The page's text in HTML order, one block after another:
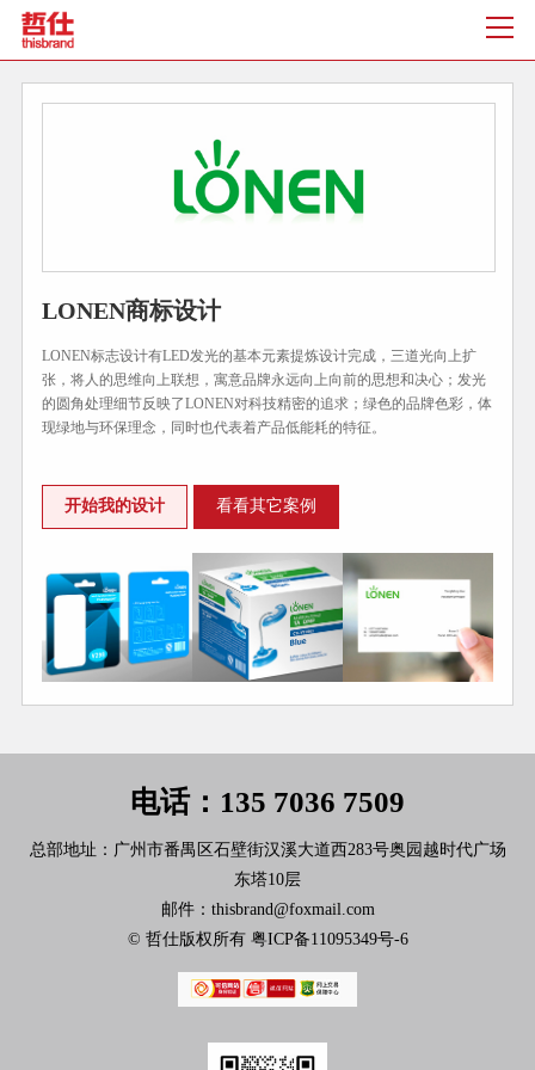
LONEN商标设计
LONEN标志设计有LED发光的基本元素提炼设计完成，三道光向上扩
张，将人的思维向上联想，寓意品牌永远向上向前的思想和决心；发光
的圆角处理细节反映了LONEN对科技精密的追求；绿色的品牌色彩，体
现绿地与环保理念，同时也代表着产品低能耗的特征。
开始我的设计 看看其它案例
电话：135 7036 7509
总部地址：广州市番禺区石壁街汉溪大道西283号奥园越时代广场
东塔10层
邮件：thisbrand@foxmail.com
© 哲仕版权所有 粤ICP备11095349号-6